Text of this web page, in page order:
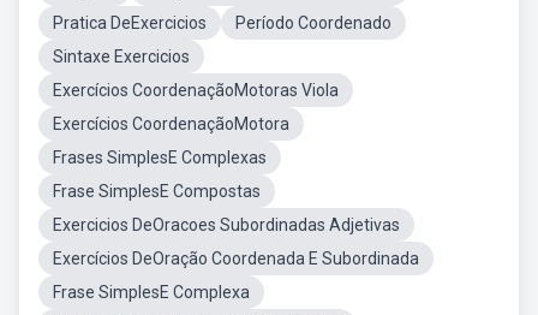
Pratica DeExercicios
Período Coordenado
Sintaxe Exercicios
Exercícios CoordenaçãoMotoras Viola
Exercícios CoordenaçãoMotora
Frases SimplesE Complexas
Frase SimplesE Compostas
Exercicios DeOracoes Subordinadas Adjetivas
Exercícios DeOração Coordenada E Subordinada
Frase SimplesE Complexa